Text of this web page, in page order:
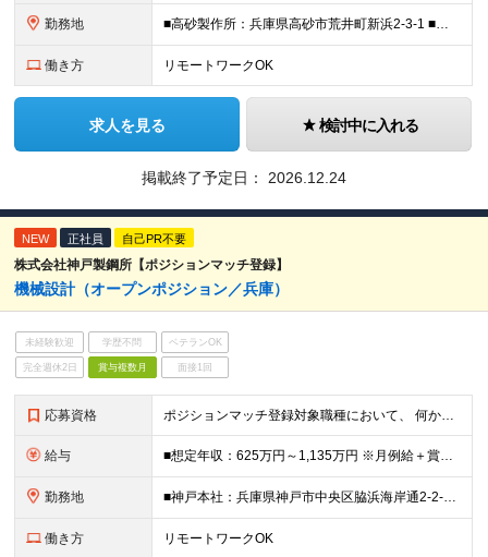
勤務地 ■高砂製作所：兵庫県高砂市荒井町新浜2-3-1 ■加古川製鉄所：兵庫県加古川市金沢町1 ※業務の都合等により、会社の指示する業務への 異動を命じることがあります。
働き方 リモートワークOK
求人を見る 検討中に入れる
掲載終了予定日： 2026.12.24
NEW 正社員 自己PR不要
株式会社神戸製鋼所【ポジションマッチ登録】
機械設計（オープンポジション／兵庫）
未経験歓迎 学歴不問 ベテランOK
完全週休2日 賞与複数月 面接1回
応募資格 ポジションマッチ登録対象職種において、 何かしらの知識・経験を有する方 【活かせる経験・スキル】 ●機械設計のご経験 ●英語に抵抗のない方（海外の顧客、パートナーやベンダーとのやり取りが発生します
給与 ■想定年収：625万円～1,135万円 ※月例給＋賞与＋諸手当 ※賞与年2回（6月、12月） ※残業手当は残業時間に応じて支給 ※給与額はあなたの経験と実績を踏まえて決定いたします ※試用期間2ヶ月あ
勤務地 ■神戸本社：兵庫県神戸市中央区脇浜海岸通2-2-4 ■高砂製作所：兵庫県高砂市荒井町新浜2-3-1 ※業務の都合等により、会社の指示する業務への 異動を命じることがあります。
働き方 リモートワークOK